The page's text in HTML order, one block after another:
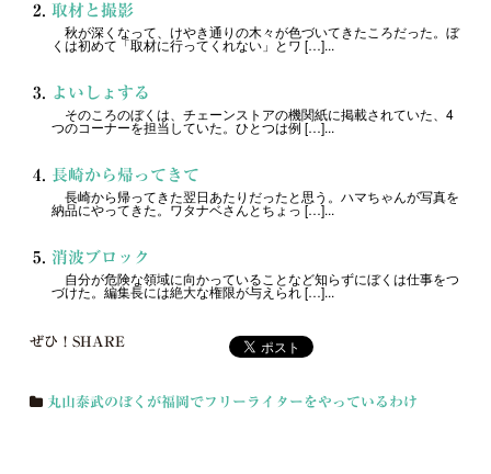
取材と撮影
秋が深くなって、けやき通りの木々が色づいてきたころだった。ぼ
くは初めて「取材に行ってくれない」とワ […]...
よいしょする
そのころのぼくは、チェーンストアの機関紙に掲載されていた、4
つのコーナーを担当していた。ひとつは例 […]...
長崎から帰ってきて
長崎から帰ってきた翌日あたりだったと思う。ハマちゃんが写真を
納品にやってきた。ワタナベさんとちょっ […]...
消波ブロック
自分が危険な領域に向かっていることなど知らずにぼくは仕事をつ
づけた。編集長には絶大な権限が与えられ […]...
ぜひ！SHARE
丸山泰武のぼくが福岡でフリーライターをやっているわけ